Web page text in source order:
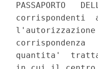
PASSAPORTO
quantita'